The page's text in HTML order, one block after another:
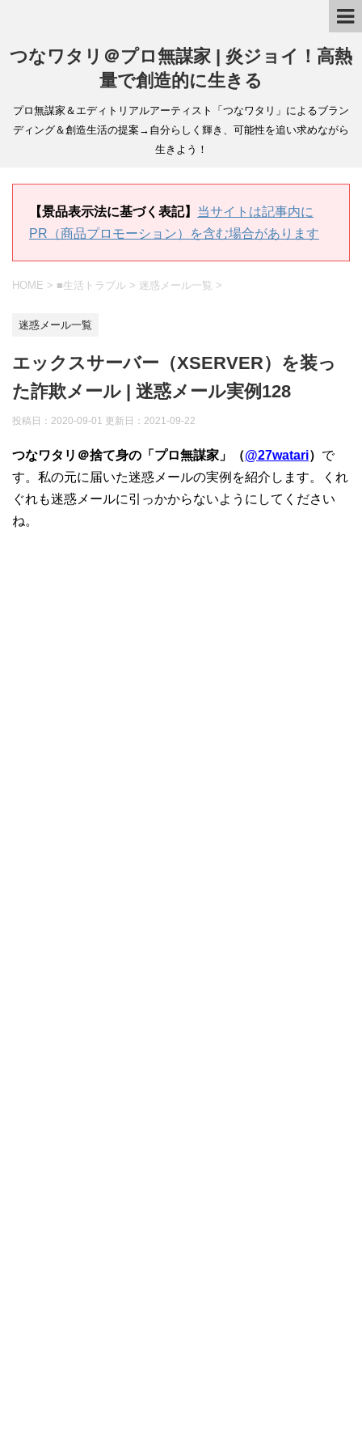
つなワタリ＠プロ無謀家 | 炎ジョイ！高熱
量で創造的に生きる
プロ無謀家＆エディトリアルアーティスト「つなワタリ」によるブラン
ディング＆創造生活の提案→自分らしく輝き、可能性を追い求めながら
生きよう！
【景品表示法に基づく表記】 当サイトは記事内に
PR（商品プロモーション）を含む場合があります
HOME > ■生活トラブル > 迷惑メール一覧 >
迷惑メール一覧
エックスサーバー（XSERVER）を装っ
た詐欺メール | 迷惑メール実例128
投稿日：2020-09-01 更新日： 2021-09-22
つなワタリ＠捨て身の「プロ無謀家」（@27watari） で
す。私の元に届いた迷惑メールの実例を紹介します。くれ
ぐれも迷惑メールに引っかからないようにしてください
ね。